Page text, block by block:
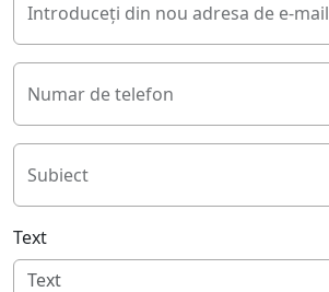
Introduceți din nou adresa de e-mail
Numar de telefon
Subiect
Text